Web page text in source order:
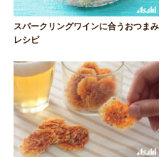
スパークリングワインに合うおつまみ
レシピ